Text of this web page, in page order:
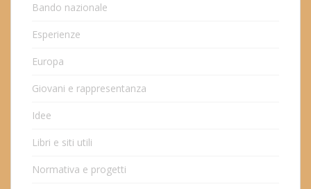
Bando nazionale
Esperienze
Europa
Giovani e rappresentanza
Idee
Libri e siti utili
Normativa e progetti